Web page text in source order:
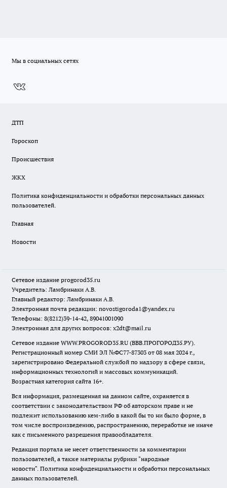
Мы в социальных сетях
ДТП
Гороскоп
Происшествия
ЖКХ
Политика конфиденциальности и обработки персональных данных
пользователей.
Главная
Новости
Сетевое издание progorod35.ru
Учредитель: Ламбринаки А.В.
Главный редактор: Ламбринаки А.В.
Электронная почта редакции: novostigoroda1@yandex.ru
Телефоны: 8(8212)39-14-42, 89041001090
Электронная для других вопросов: x2dt@mail.ru
Сетевое издание WWW.PROGOROD35.RU (ВВВ.ПРОГОРОД35.РУ).
Регистрационный номер СМИ ЭЛ №ФС77-87303 от 08 мая 2024 г.,
зарегистрировано Федеральной службой по надзору в сфере связи,
информационных технологий и массовых коммуникаций.
Возрастная категория сайта 16+.
Вся информация, размещенная на данном сайте, охраняется в
соответствии с законодательством РФ об авторском праве и не
подлежит использованию кем-либо в какой бы то ни было форме, в
том числе воспроизведению, распространению, переработке не иначе
как с письменного разрешения правообладателя.
Редакция портала не несет ответственности за комментарии
пользователей, а также материалы рубрики "народные
новости". Политика конфиденциальности и обработки персональных
данных пользователей.